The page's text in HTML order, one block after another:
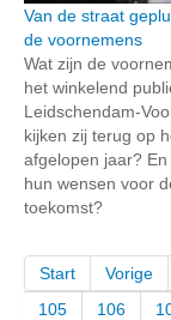
Van de straat
de voornemens
Wat zijn de
het winkelend
Leidschendam-
kijken zij terug op
afgelopen jaar? En
hun wensen voor
toekomst?
Start Vorige
105
106